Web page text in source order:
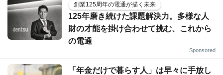
創業125周年の電通が描く未来
125年磨き続けた課題解決力。多様な人
財の才能を掛け合わせて挑む、これから
の電通
Sponsored
「年金だけで暮らす人」は早々に手放し